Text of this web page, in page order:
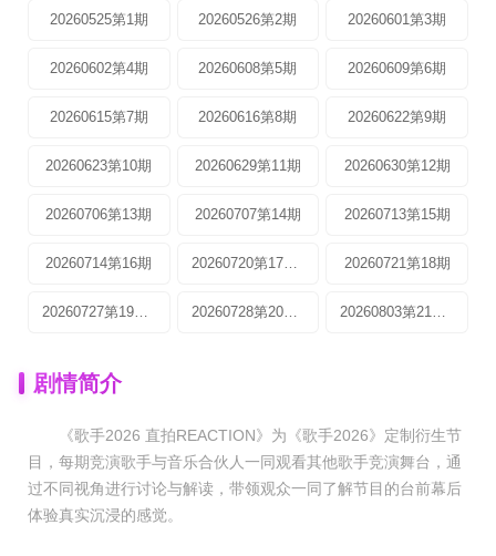
20260525第1期 20260526第2期 20260601第3期
20260602第4期 20260608第5期 20260609第6期
20260615第7期 20260616第8期 20260622第9期
20260623第10期 20260629第11期 20260630第12期
20260706第13期 20260707第14期 20260713第15期
20260714第16期 20260720第17期：魏如萱张远气氛搭子 20260721第18期
20260727第19期：胡彦斌张远神仙合唱 20260728第20期：歌手之家起哄名场面 20260803第21期：全员颤音挑战
剧情简介
《歌手2026 直拍REACTION》为《歌手2026》定制衍生节
目，每期竞演歌手与音乐合伙人一同观看其他歌手竞演舞台，通
过不同视角进行讨论与解读，带领观众一同了解节目的台前幕后
体验真实沉浸的感觉。